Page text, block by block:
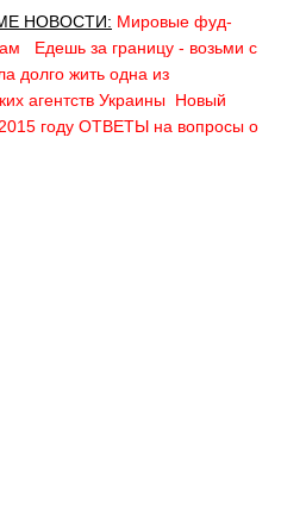
НОВОСТИ: Мировые фуд-
Едешь за границу - возьми с
долго жить одна из
агентств Украины Новый
году ОТВЕТЫ на вопросы о